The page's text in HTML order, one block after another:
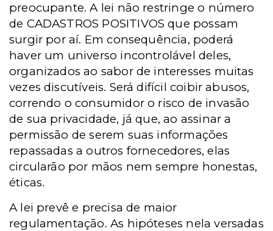
preocupante. A lei não restringe o número
de CADASTROS POSITIVOS que possam
surgir por aí. Em consequência, poderá
haver um universo incontrolável deles,
organizados ao sabor de interesses muitas
vezes discutíveis. Será difícil coibir abusos,
correndo o consumidor o risco de invasão
de sua privacidade, já que, ao assinar a
permissão de serem suas informações
repassadas a outros fornecedores, elas
circularão por mãos nem sempre honestas,
éticas.
A lei prevê e precisa de maior
regulamentação. As hipóteses nela versadas